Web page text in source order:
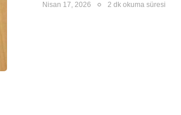
Nisan 17, 2026 2 dk okuma süresi